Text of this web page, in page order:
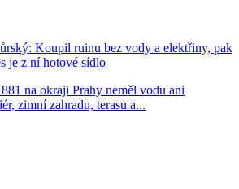
Koupil ruinu bez vody a elektřiny, pak
je z ní hotové sídlo
na okraji Prahy neměl vodu ani
zimní zahradu, terasu a...